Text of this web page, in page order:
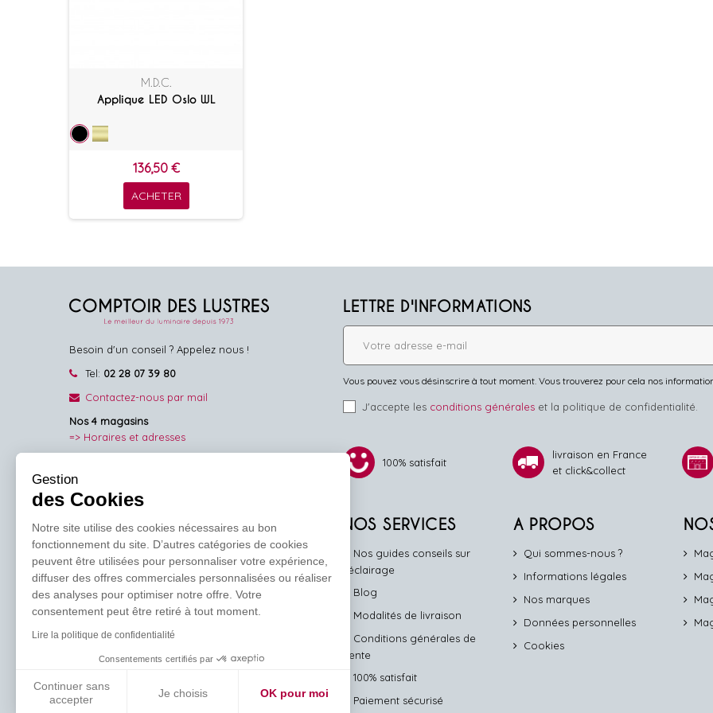
M.D.C.
Applique LED Oslo WL
136,50 €
ACHETER
Besoin d'un conseil ? Appelez nous !
Tel: 02 28 07 39 80
Contactez-nous par mail
Nos 4 magasins
=> Horaires et adresses
NOUS SUIVRE
Facebook
LETTRE D'INFORMATIONS
Vous pouvez vous désinscrire à tout moment. Vous trouverez pour cela nos
J'accepte les conditions généraleset la politique de confidentialité.
100% satisfait
livraison en France
et click&collect
NOS SERVICES
Nos guides conseils sur
l'éclairage
Blog
Modalités de livraison
Conditions générales de
vente
100% satisfait
Paiement sécurisé
A PROPOS
Qui sommes-nous ?
Informations légales
Nos marques
Données personnelles
Cookies
Gestion
des Cookies
Notre site utilise des cookies nécessaires au bon
fonctionnement du site. D’autres catégories de cookies
peuvent être utilisées pour personnaliser votre expérience,
diffuser des offres commerciales personnalisées ou réaliser
des analyses pour optimiser notre offre. Votre
consentement peut être retiré à tout moment.
Lire la politique de confidentialité
Consentements certifiés par
Continuer sans
accepter
Je choisis OK pour moi